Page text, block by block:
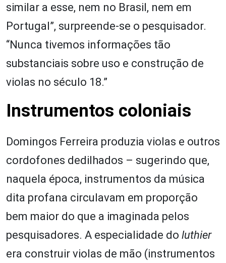
similar a esse, nem no Brasil, nem em
Portugal”, surpreende-se o pesquisador.
“Nunca tivemos informações tão
substanciais sobre uso e construção de
violas no século 18.”
Instrumentos coloniais
Domingos Ferreira produzia violas e outros
cordofones dedilhados – sugerindo que,
naquela época, instrumentos da música
dita profana circulavam em proporção
bem maior do que a imaginada pelos
pesquisadores. A especialidade do luthier
era construir violas de mão (instrumentos